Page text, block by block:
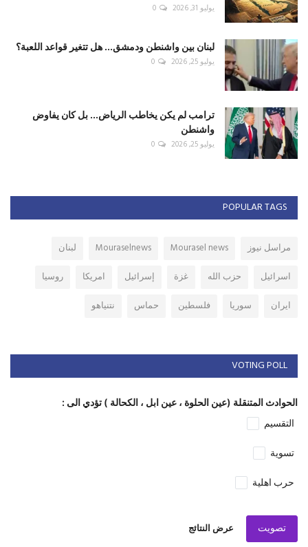
يوليو 31, 2026 0
لبنان بين واشنطن ودمشق... هل تتغير قواعد اللعبة؟
يوليو 25, 2026 0
ترامب لم يكن يخاطب الرياض... بل كان يفاوض
واشنطن
يوليو 25, 2026 0
POPULAR TAGS
مراسل نيوز Mourasel news
Mouraselnews
لبنان
اسرائيل
حزب الله غزة إسرائيل امريكا
روسيا
ايران
سوريا فلسطين حماس نتنياهو
VOTING POLL
الحوادث المتنقلة (عين الحلوة ، عين ابل ، الكحالة ) تؤدي الى :
التقسيم
تسوية
حرب اهلية
تصويت عرض النتائج